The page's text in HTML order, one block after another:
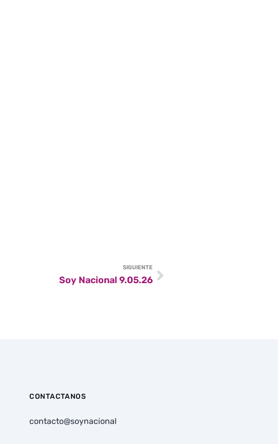
SIGUIENTE
Soy Nacional 9.05.26
CONTACTANOS
contacto@soynacional